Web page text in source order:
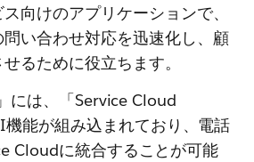
向けのアプリケーションで、
い合わせ対応を迅速化し、顧
るために役立ちます。
には、「Service Cloud
能が組み込まれており、電話
Cloudに統合することが可能